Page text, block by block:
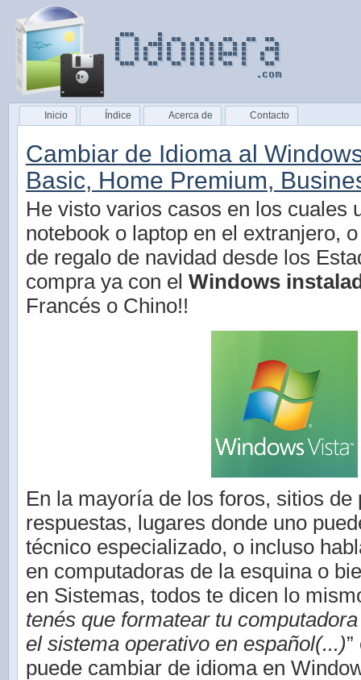
Inicio Índice Acerca de Contacto
Cambiar de Idioma al
Basic, Home Premium,
He visto varios casos en los cuales
notebook o laptop en el extranjero,
de regalo de navidad desde los
compra ya con el Windows
Francés o Chino!!
En la mayoría de los foros, sitios de
respuestas, lugares donde uno
técnico especializado, o incluso
en computadoras de la esquina o
en Sistemas, todos te dicen lo
tenés que formatear tu
el sistema operativo en español(...)
puede cambiar de idioma en